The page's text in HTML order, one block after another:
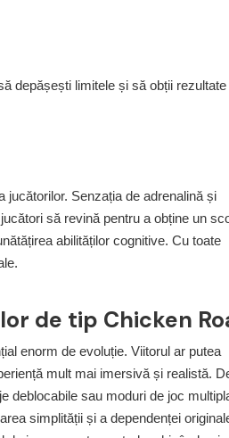
depășești limitele și să obții rezultate
Senzația de adrenalină și
să revină pentru a obține un
abilităților cognitive. Cu toate
de tip Chicken
enorm de evoluție. Viitorul ar putea
mult mai imersivă și realistă.
deblocabile sau moduri de joc
simplității și a dependenței